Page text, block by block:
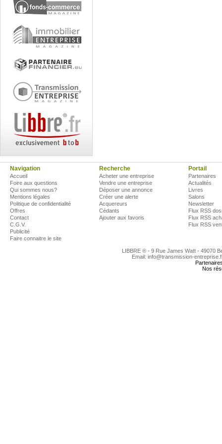
Navigation
Accueil
Foire aux questions
Qui sommes nous?
Mentions légales
Politique de confidentialité
Offres
Contact
C.G.V.
Publicité
Faire connaitre le site
Recherche
Acheter une entreprise
Vendre une entreprise
Déposer une annonce
Créer une alerte
Acquereurs
Cédants
Ajouter aux favoris
Portail
Partenaires
Actualités
Livres
Salons
Newsletter
Flux RSS
Flux RSS
Flux RSS
LIBBRE ® - 9 Rue James Watt - 49070
Email: info@transmission-
Nos